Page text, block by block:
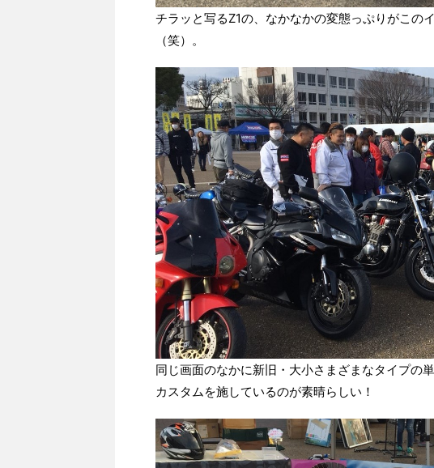
チラッと写るZ1の、なかなかの変態っぷりがこの
（笑）。
同じ画面のなかに新旧・大小さまざまなタイプの
カスタムを施しているのが素晴らしい！